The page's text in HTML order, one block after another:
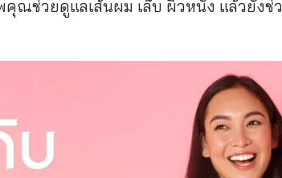
คุณช่วยดูแลเส้นผม เล็บ ผิวหนัง แล้วยัง